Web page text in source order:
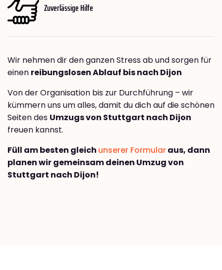
Zuverlässige Hilfe
Wir nehmen dir den ganzen Stress ab und sorgen für
einen reibungslosen Ablauf bis nach Dijon
Von der Organisation bis zur Durchführung – wir
kümmern uns um alles, damit du dich auf die schönen
Seiten des Umzugs von Stuttgart nach Dijon
freuen kannst.
Füll am besten gleich unserer Formularaus, dann
planen wir gemeinsam deinen Umzug von
Stuttgart nach Dijon!